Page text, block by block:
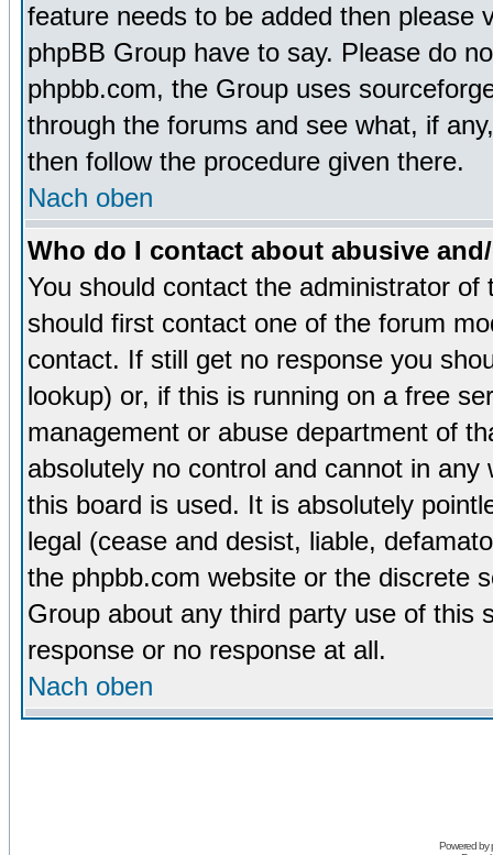
feature needs to be added then please
phpBB Group have to say. Please do
phpbb.com, the Group uses
through the forums and see what, if
then follow the procedure given there.
Nach oben
Who do I contact about abusive
You should contact the administrator
should first contact one of the forum
contact. If still get no response you
lookup) or, if this is running on a free
management or abuse department of
absolutely no control and cannot in
this board is used. It is absolutely
legal (cease and desist, liable,
the phpbb.com website or the discrete
Group about any third party use of this
response or no response at all.
Nach oben
Powered by